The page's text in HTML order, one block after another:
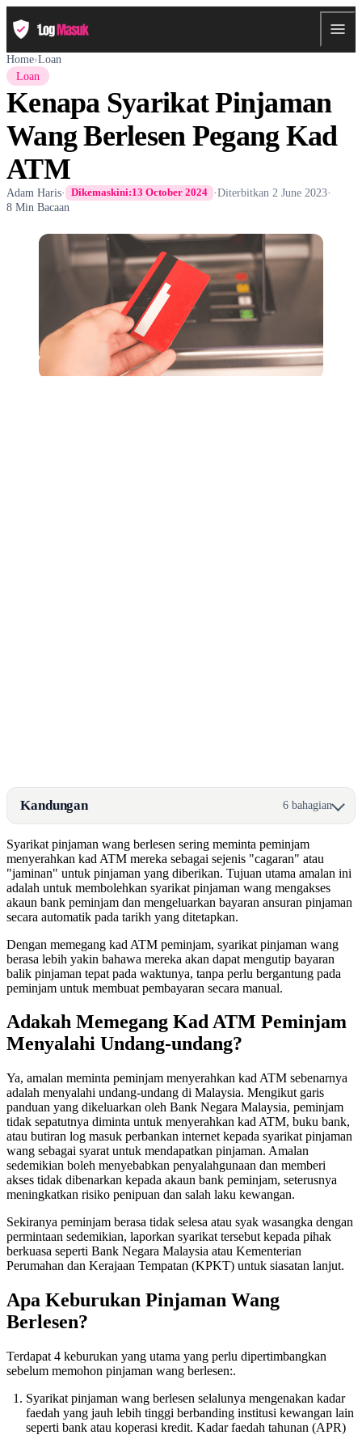
Home›Loan
Loan
Kenapa Syarikat Pinjaman
Wang Berlesen Pegang Kad
ATM
Adam Haris· Dikemaskini:13 October 2024 ·Diterbitkan 2 June 2023·
8 Min Bacaan
Kandungan 6 bahagian
Syarikat pinjaman wang berlesen sering meminta peminjam
menyerahkan kad ATM mereka sebagai sejenis "cagaran" atau
"jaminan" untuk pinjaman yang diberikan. Tujuan utama amalan ini
adalah untuk membolehkan syarikat pinjaman wang mengakses
akaun bank peminjam dan mengeluarkan bayaran ansuran pinjaman
secara automatik pada tarikh yang ditetapkan.
Dengan memegang kad ATM peminjam, syarikat pinjaman wang
berasa lebih yakin bahawa mereka akan dapat mengutip bayaran
balik pinjaman tepat pada waktunya, tanpa perlu bergantung pada
peminjam untuk membuat pembayaran secara manual.
Adakah Memegang Kad ATM Peminjam
Menyalahi Undang-undang?
Ya, amalan meminta peminjam menyerahkan kad ATM sebenarnya
adalah menyalahi undang-undang di Malaysia. Mengikut garis
panduan yang dikeluarkan oleh Bank Negara Malaysia, peminjam
tidak sepatutnya diminta untuk menyerahkan kad ATM, buku bank,
atau butiran log masuk perbankan internet kepada syarikat pinjaman
wang sebagai syarat untuk mendapatkan pinjaman. Amalan
sedemikian boleh menyebabkan penyalahgunaan dan memberi
akses tidak dibenarkan kepada akaun bank peminjam, seterusnya
meningkatkan risiko penipuan dan salah laku kewangan.
Sekiranya peminjam berasa tidak selesa atau syak wasangka dengan
permintaan sedemikian, laporkan syarikat tersebut kepada pihak
berkuasa seperti Bank Negara Malaysia atau Kementerian
Perumahan dan Kerajaan Tempatan (KPKT) untuk siasatan lanjut.
Apa Keburukan Pinjaman Wang
Berlesen?
Terdapat 4 keburukan yang utama yang perlu dipertimbangkan
sebelum memohon pinjaman wang berlesen:.
Syarikat pinjaman wang berlesen selalunya mengenakan kadar
faedah yang jauh lebih tinggi berbanding institusi kewangan lain
seperti bank atau koperasi kredit. Kadar faedah tahunan (APR)